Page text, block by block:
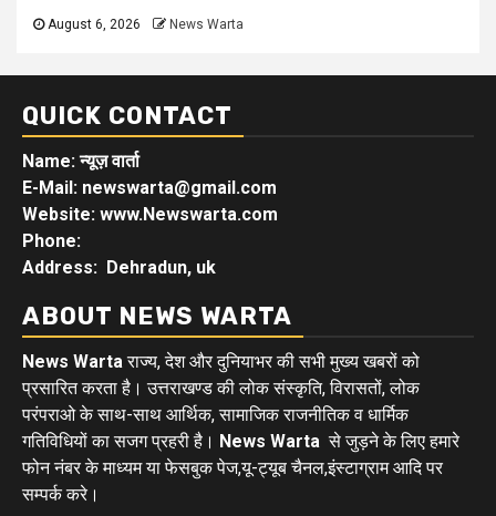
August 6, 2026 News Warta
QUICK CONTACT
Name: न्यूज़ वार्ता
E-Mail: newswarta@gmail.com
Website: www.Newswarta.com
Phone:
Address: Dehradun, uk
ABOUT NEWS WARTA
News Wartaराज्य, देश और दुनियाभर की सभी मुख्य खबरों को
प्रसारित करता है। उत्तराखण्ड की लोक संस्कृति, विरासतों, लोक
परंपराओ के साथ-साथ आर्थिक, सामाजिक राजनीतिक व धार्मिक
गतिविधियों का सजग प्रहरी है। News Warta से जुड़ने के लिए हमारे
फोन नंबर के माध्यम या फेसबुक पेज,यू-ट्यूब चैनल,इंस्टाग्राम आदि पर
सम्पर्क करे।